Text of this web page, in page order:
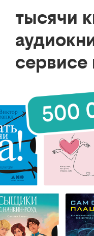
тысячи
сервисе